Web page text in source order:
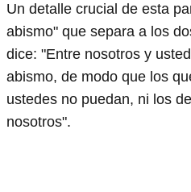
Un detalle crucial de esta
abismo" que separa a los
dice: "Entre nosotros y
abismo, de modo que los
ustedes no puedan, ni los
nosotros".